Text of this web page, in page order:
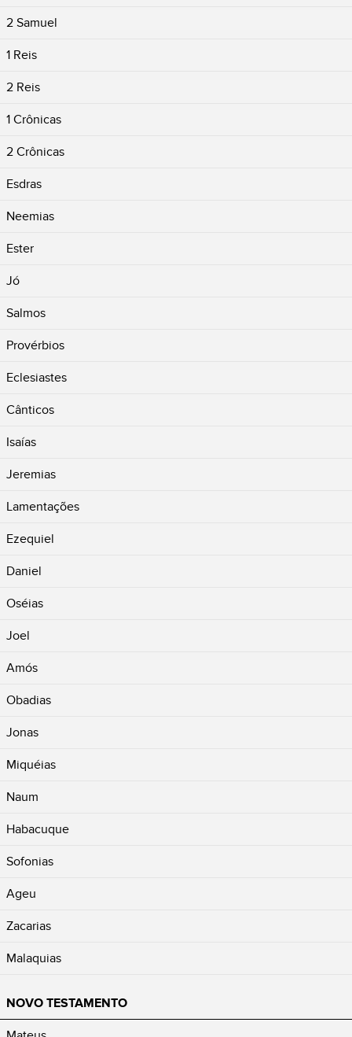
2 Samuel
1 Reis
2 Reis
1 Crônicas
2 Crônicas
Esdras
Neemias
Ester
Jó
Salmos
Provérbios
Eclesiastes
Cânticos
Isaías
Jeremias
Lamentações
Ezequiel
Daniel
Oséias
Joel
Amós
Obadias
Jonas
Miquéias
Naum
Habacuque
Sofonias
Ageu
Zacarias
Malaquias
NOVO TESTAMENTO